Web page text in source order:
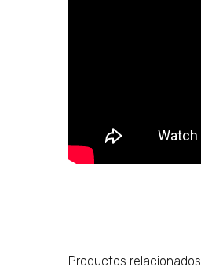
Productos relacionados